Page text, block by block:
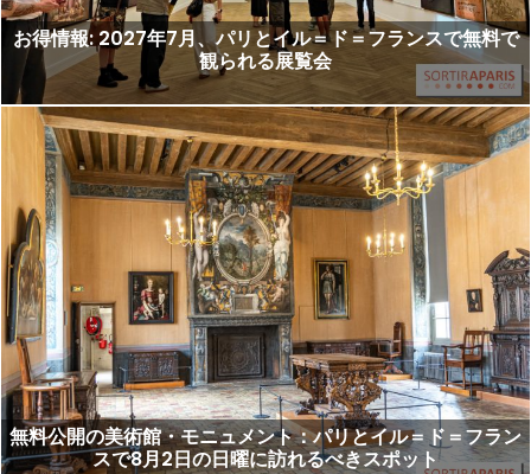
お得情報: 2027年7月、パリとイル＝ド＝フランスで無料で
観られる展覧会
無料公開の美術館・モニュメント：パリとイル＝ド＝フラン
スで8月2日の日曜に訪れるべきスポット